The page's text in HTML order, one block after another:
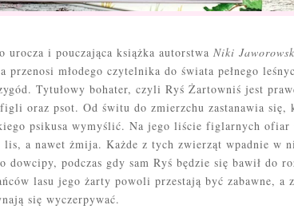
urocza i pouczająca książka autorstwa Niki
przenosi młodego czytelnika do świata pełnego
Tytułowy bohater, czyli Ryś Żartowniś jest
oraz psot. Od świtu do zmierzchu zastanawia się,
psikusa wymyślić. Na jego liście figlarnych ofiar
a nawet żmija. Każde z tych zwierząt wpadnie w
dowcipy, podczas gdy sam Ryś będzie się bawił do
lasu jego żarty powoli przestają być zabawne, a
się wyczerpywać.